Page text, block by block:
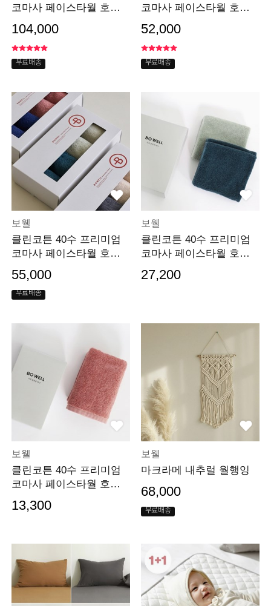
코마사 페이스타월 호텔
수건 8장
104,000
무료배송
코마사 페이스타월 호텔
수건 4장
52,000
무료배송
보웰
클린코튼 40수 프리미엄
코마사 페이스타월 호텔
55,000
무료배송
보웰
클린코튼 40수 프리미엄
코마사 페이스타월 호텔
27,200
보웰
클린코튼 40수 프리미엄
코마사 페이스타월 호텔
13,300
보웰
마크라메 내추럴 월행잉
68,000
무료배송